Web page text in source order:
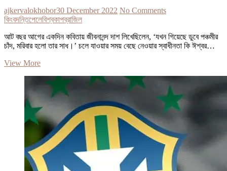
ajkervalokhobor30 December 2022 No Comments
কিংবদন্তিপেলেবিশ্বকাপব্রাজিল
আট বছর আগের একদিন কবিতায় জীবনানন্দ দাশ লিখেছিলেন, ‘যখন গিয়েছে ডুবে পঞ্চমীর
চাঁদ, মরিবার হলো তার সাধ।’ চলে যাওয়ার সময় বেছে নেওয়ার স্বাধীনতা কি ঈশ্বর…
View Moreফুটবল
কাঁদিয়ে
ফেরার
দেশে
চলে
গেলেন
কিংবদন্তি
পেলে